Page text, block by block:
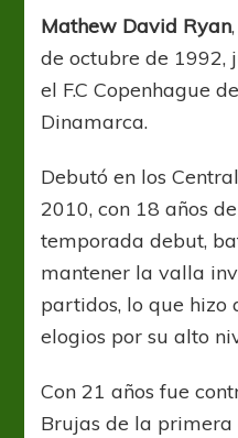
Mathew David Ryan
de octubre de 1992,
el F.C Copenhague
Dinamarca.
Debutó en los
2010, con 18 años
temporada debut,
mantener la valla
partidos, lo que hizo
elogios por su alto
Con 21 años fue
Brujas de la